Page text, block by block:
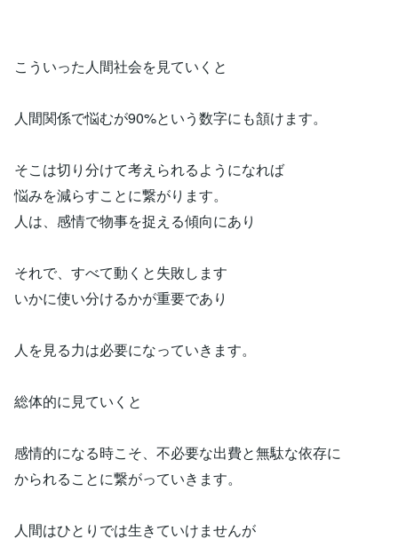
こういった人間社会を見ていくと
人間関係で悩むが90%という数字にも頷けます。
そこは切り分けて考えられるようになれば
悩みを減らすことに繋がります。
人は、感情で物事を捉える傾向にあり
それで、すべて動くと失敗します
いかに使い分けるかが重要であり
人を見る力は必要になっていきます。
総体的に見ていくと
感情的になる時こそ、不必要な出費と無駄な依存に
かられることに繋がっていきます。
人間はひとりでは生きていけませんが